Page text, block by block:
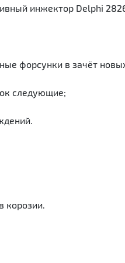
инжектор Delphi
форсунки в зачёт
следующие;
корозии.